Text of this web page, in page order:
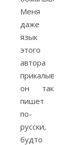
Меня
даже
язык
этого
автора
прикалывает,
он так
пишет
по-
русски,
будто